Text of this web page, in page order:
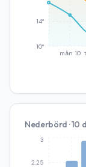
mån 10
10°
14°
Nederbörd · 10
2.25
3